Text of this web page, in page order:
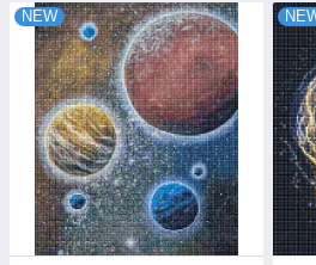
NEW